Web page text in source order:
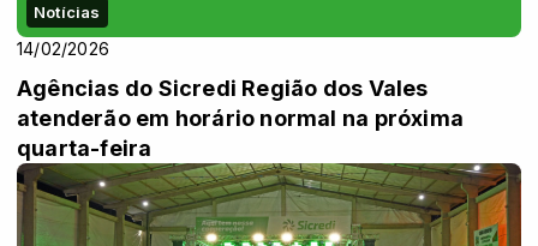
Notícias
14/02/2026
Agências do Sicredi Região dos Vales
atenderão em horário normal na próxima
quarta-feira